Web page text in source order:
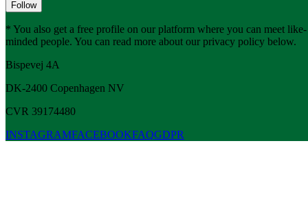
Follow
* You also get a free profile on our platform where you can meet like-
minded people. You can read more about our privacy policy below.
Bispevej 4A
DK-2400 Copenhagen NV
CVR 39174480
INSTAGRAMFACEBOOKFAQGDPR